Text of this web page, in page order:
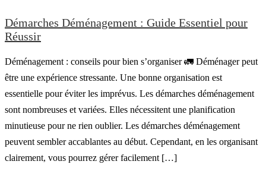
Démarches Déménagement : Guide Essentiel pour
Réussir
Déménagement : conseils pour bien s’organiser 🚛 Déménager peut
être une expérience stressante. Une bonne organisation est
essentielle pour éviter les imprévus. Les démarches déménagement
sont nombreuses et variées. Elles nécessitent une planification
minutieuse pour ne rien oublier. Les démarches déménagement
peuvent sembler accablantes au début. Cependant, en les organisant
clairement, vous pourrez gérer facilement […]